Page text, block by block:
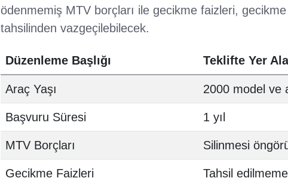
ödenmemiş MTV borçları ile gecikme faizleri, gecikme
tahsilinden vazgeçilebilecek.
Düzenleme Başlığı Teklifte Yer
Araç Yaşı 2000 model ve
Başvuru Süresi 1 yıl
MTV Borçları Silinmesi
Gecikme Faizleri Tahsil